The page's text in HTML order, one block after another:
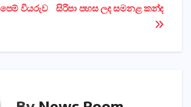
සිරිපා පහස ලද සමනළ කන්ද
වියරුව